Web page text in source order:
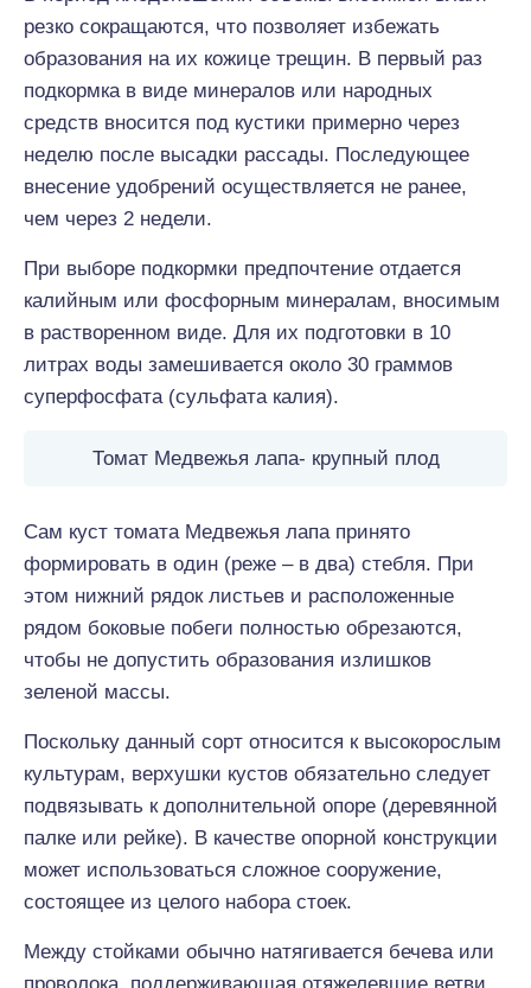
резко сокращаются, что позволяет избежать
образования на их кожице трещин. В первый раз
подкормка в виде минералов или народных
средств вносится под кустики примерно через
неделю после высадки рассады. Последующее
внесение удобрений осуществляется не ранее,
чем через 2 недели.
При выборе подкормки предпочтение отдается
калийным или фосфорным минералам, вносимым
в растворенном виде. Для их подготовки в 10
литрах воды замешивается около 30 граммов
суперфосфата (сульфата калия).
Томат Медвежья лапа- крупный плод
Сам куст томата Медвежья лапа принято
формировать в один (реже – в два) стебля. При
этом нижний рядок листьев и расположенные
рядом боковые побеги полностью обрезаются,
чтобы не допустить образования излишков
зеленой массы.
Поскольку данный сорт относится к высокорослым
культурам, верхушки кустов обязательно следует
подвязывать к дополнительной опоре (деревянной
палке или рейке). В качестве опорной конструкции
может использоваться сложное сооружение,
состоящее из целого набора стоек.
Между стойками обычно натягивается бечева или